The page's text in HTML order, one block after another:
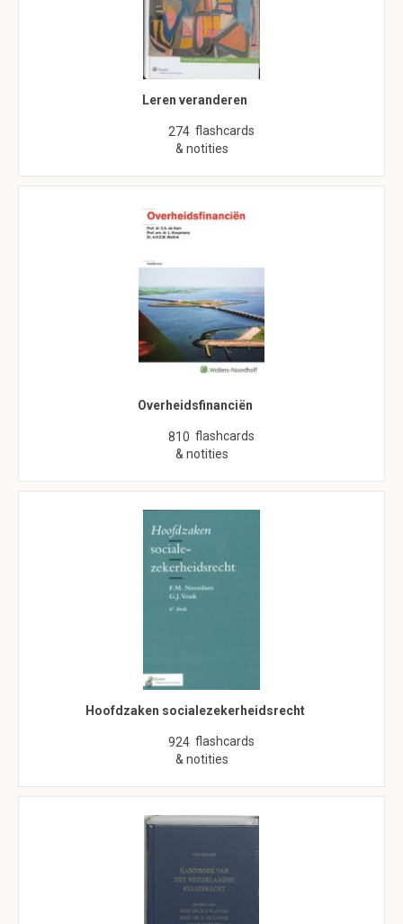
Leren veranderen
274 flashcards
& notities
Overheidsfinanciën
810 flashcards
& notities
Hoofdzaken socialezekerheidsrecht
924 flashcards
& notities